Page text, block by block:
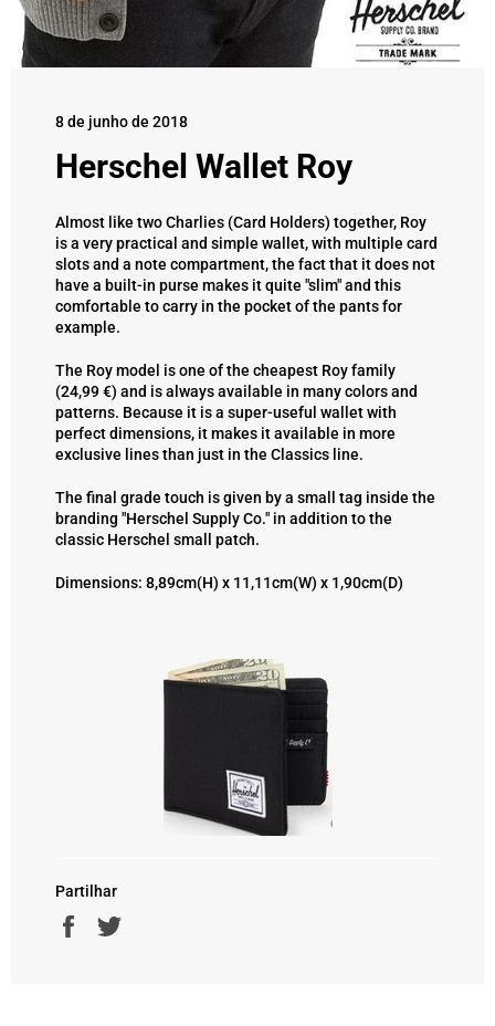
8 de junho de 2018
Herschel Wallet Roy
Almost like two Charlies (Card Holders) together, Roy
is a very practical and simple wallet, with multiple card
slots and a note compartment, the fact that it does not
have a built-in purse makes it quite "slim" and this
comfortable to carry in the pocket of the pants for
example.
The Roy model is one of the cheapest Roy family
(24,99 €) and is always available in many colors and
patterns. Because it is a super-useful wallet with
perfect dimensions, it makes it available in more
exclusive lines than just in the Classics line.
The final grade touch is given by a small tag inside the
branding "Herschel Supply Co." in addition to the
classic Herschel small patch.
Dimensions: 8,89cm(H) x 11,11cm(W) x 1,90cm(D)
Partilhar
Partilhe